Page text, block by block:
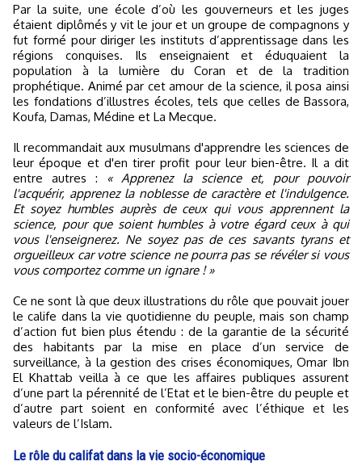
Par la suite, une école d’où les gouverneurs et les juges
étaient diplômés y vit le jour et un groupe de compagnons y
fut formé pour diriger les instituts d’apprentissage dans les
régions conquises. Ils enseignaient et éduquaient la
population à la lumière du Coran et de la tradition
prophétique. Animé par cet amour de la science, il posa ainsi
les fondations d’illustres écoles, tels que celles de Bassora,
Koufa, Damas, Médine et La Mecque.
Il recommandait aux musulmans d'apprendre les sciences de
leur époque et d'en tirer profit pour leur bien-être. Il a dit
entre autres :
« Apprenez la science et, pour pouvoir
l'acquérir, apprenez la noblesse de caractère et l'indulgence.
Et soyez humbles auprès de ceux qui vous apprennent la
science, pour que soient humbles à votre égard ceux à qui
vous l'enseignerez. Ne soyez pas de ces savants tyrans et
orgueilleux car votre science ne pourra pas se révéler si vous
vous comportez comme un ignare ! »
Ce ne sont là que deux illustrations du rôle que pouvait jouer
le calife dans la vie quotidienne du peuple, mais son champ
d’action fut bien plus étendu : de la garantie de la sécurité
des habitants par la mise en place d’un service de
surveillance, à la gestion des crises économiques, Omar Ibn
El Khattab veilla à ce que les affaires publiques assurent
d’une part la pérennité de l’Etat et le bien-être du peuple et
d’autre part soient en conformité avec l’éthique et les
valeurs de l’Islam.
Le rôle du califat dans la vie socio-économique